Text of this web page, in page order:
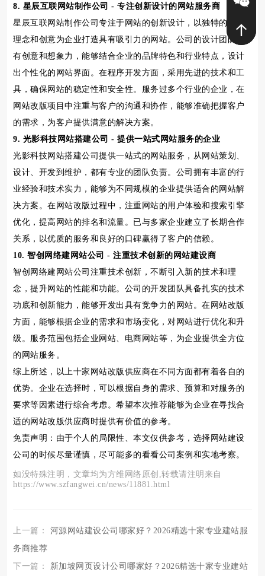
8. 星辰互联网站制作公司 - 专注创新设计的网站服务商
星辰互联网站制作公司专注于网站的创新设计，以独特的设计
理念和创意为企业打造具有吸引力的网站。公司的设计团队富
有创意和想象力，能够结合企业的品牌特色和行业特点，设计
出个性化的网站界面。在程序开发方面，采用先进的技术和工
具，确保网站的稳定性和安全性。服务过多个行业的企业，在
网站改版项目中注重与客户的沟通和协作，能够准确把握客户
的需求，为客户提供满意的解决方案。
9. 光影科技网站搭建公司 - 提供一站式网站服务的企业
光影科技网站搭建公司提供一站式的网站服务，从网站策划、
设计、开发到维护，都有专业的团队负责。公司拥有丰富的行
业经验和技术实力，能够为不同规模的企业提供适合的网站解
决方案。在网站改版过程中，注重网站的用户体验和搜索引擎
优化，提高网站的排名和流量。已与多家企业建立了长期合作
关系，以优质的服务和良好的口碑赢得了客户的信赖。
10. 智创网络建网站公司 - 注重技术创新的网站建设商
智创网络建网站公司注重技术创新，不断引入新的技术和理
念，提升网站的性能和功能。公司的开发团队具备扎实的技术
功底和创新能力，能够开发出具有竞争力的网站。在网站改版
方面，能够根据企业的需求和市场变化，对网站进行优化和升
级。服务范围包括企业网站、电商网站等，为企业提供全方位
的网站服务。
综上所述，以上十家网站改版供应商在不同方面都有着各自的
优势。企业在选择时，可以根据自身的需求、预算和对服务的
要求等因素进行综合考虑。希望本次推荐能够为企业在寻找合
适的网站改版供应商时提供有价值的参考。
免责声明：由于个人的局限性、本文仅供参考，选择网站建设
公司的时候尽量谨慎，尽可能多的看看公司案例和实地考察。
如没特殊注明，文章均为方维网络原创,转载请注明来自
https://www.szfangwei.cn/news/11881.html
上一篇： 河源网站建设公司哪家好？2026精选十家专业建站服
务商推荐
下一篇： 新加坡网页设计公司哪家好？2026精选十家专业建站